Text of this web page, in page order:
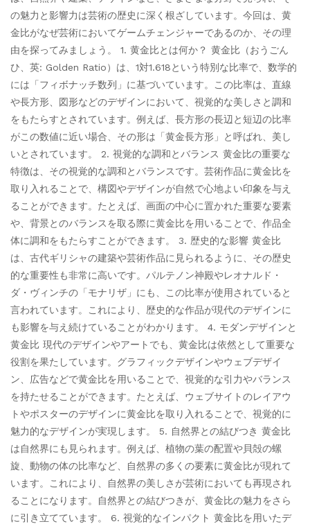
の魅力と影響力は芸術の歴史に深く根ざしています。今回は、黄
金比がなぜ芸術においてゲームチェンジャーであるのか、その理
由を探ってみましょう。 1. 黄金比とは何か？ 黄金比（おうごん
ひ、英: Golden Ratio）は、1対1.618という特別な比率で、数学的
には「フィボナッチ数列」に基づいています。この比率は、直線
や長方形、図形などのデザインにおいて、視覚的な美しさと調和
をもたらすとされています。例えば、長方形の長辺と短辺の比率
がこの数値に近い場合、その形は「黄金長方形」と呼ばれ、美し
いとされています。 2. 視覚的な調和とバランス 黄金比の重要な
特徴は、その視覚的な調和とバランスです。芸術作品に黄金比を
取り入れることで、構図やデザインが自然で心地よい印象を与え
ることができます。たとえば、画面の中心に置かれた重要な要素
や、背景とのバランスを取る際に黄金比を用いることで、作品全
体に調和をもたらすことができます。 3. 歴史的な影響 黄金比
は、古代ギリシャの建築や芸術作品に見られるように、その歴史
的な重要性も非常に高いです。パルテノン神殿やレオナルド・
ダ・ヴィンチの「モナリザ」にも、この比率が使用されていると
言われています。これにより、歴史的な作品が現代のデザインに
も影響を与え続けていることがわかります。 4. モダンデザインと
黄金比 現代のデザインやアートでも、黄金比は依然として重要な
役割を果たしています。グラフィックデザインやウェブデザイ
ン、広告などで黄金比を用いることで、視覚的な引力やバランス
を持たせることができます。たとえば、ウェブサイトのレイアウ
トやポスターのデザインに黄金比を取り入れることで、視覚的に
魅力的なデザインが実現します。 5. 自然界との結びつき 黄金比
は自然界にも見られます。例えば、植物の葉の配置や貝殻の螺
旋、動物の体の比率など、自然界の多くの要素に黄金比が現れて
います。これにより、自然界の美しさが芸術においても再現され
ることになります。自然界との結びつきが、黄金比の魅力をさら
に引き立てています。 6. 視覚的なインパクト 黄金比を用いたデ